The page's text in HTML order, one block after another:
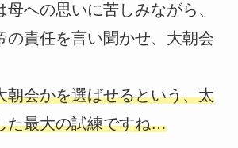
母への思いに苦しみながら、
の責任を言い聞かせ、大朝会
朝会かを選ばせるという、太
た最大の試練ですね…